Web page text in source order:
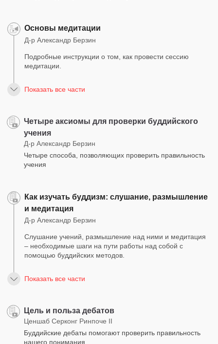
Основы медитации
Д-р Александр Берзин
Подробные инструкции о том, как провести сессию
медитации.
Показать все части
Четыре аксиомы для проверки буддийского
учения
Д-р Александр Берзин
Четыре способа, позволяющих проверить правильность
учения
Как изучать буддизм: слушание, размышление
и медитация
Д-р Александр Берзин
Слушание учений, размышление над ними и медитация
– необходимые шаги на пути работы над собой с
помощью буддийских методов.
Показать все части
Цель и польза дебатов
Ценшаб Серконг Ринпоче II
Буддийские дебаты помогают проверить правильность
нашего понимания.